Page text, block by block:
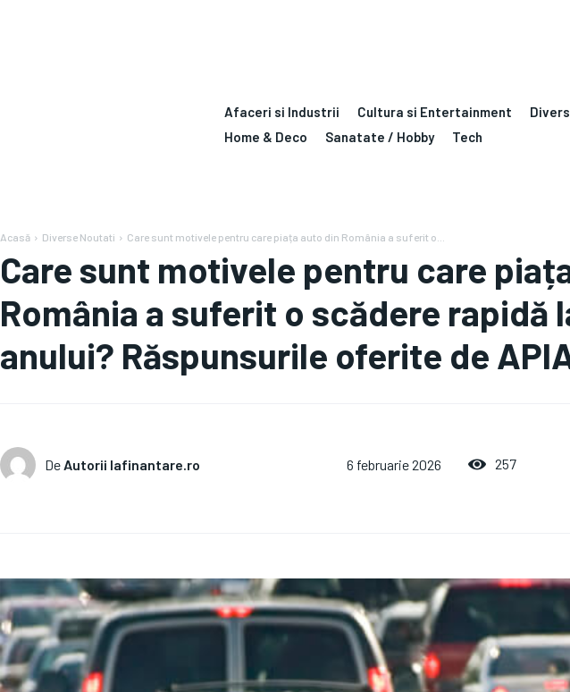
Afaceri si Industrii Cultura si Entertainment
Home & Deco
Sanatate / Hobby Tech
Acasă Diverse Noutati Care sunt motivele pentru care piața auto din România a suferit o...
Care sunt motivele pentru care
România a suferit o scădere rapidă
anului? Răspunsurile oferite de
De Autorii Iafinantare.ro 6 februarie 2026 257